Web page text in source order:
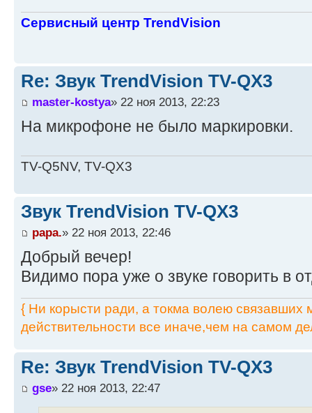
Сервисный центр TrendVision
Re: Звук TrendVision TV-QX3
master-kostya» 22 ноя 2013, 22:23
На микрофоне не было маркировки.
TV-Q5NV, TV-QX3
Звук TrendVision TV-QX3
papa.» 22 ноя 2013, 22:46
Добрый вечер!
Видимо пора уже о звуке говорить в
{ Ни корысти ради, а токма волею связавших
действительности все иначе,чем на самом
Re: Звук TrendVision TV-QX3
gse» 22 ноя 2013, 22:47